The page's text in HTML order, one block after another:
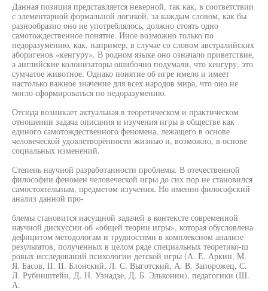
Данная позиция представляется неверной, так как, в соответствии
с элементарной формальной логикой, за каждым словом, как бы
разнообразно оно не употреблялось, должно стоять одно
самотождественное понятие. Иное возможно только по
недоразумению, как, например, в случае со словом австралийских
аборигенов «кенгуру». В родном языке оно означало приветствие,
а английские колонизаторы ошибочно подумали, что кенгуру, это
сумчатое животное. Однако понятие об игре имело и имеет
настолько важное значение для всех народов мира, что оно не
могло сформироваться по недоразумению.
Отсюда возникает актуальная в теоретическом и практическом
отношении задача описания и изучения игры в обществе как
единого самотождественного феномена, лежащего в основе
человеческой удовлетворённости жизнью и, возможно, в основе
социальных изменений.
Степень научной разработанности проблемы. В отечественной
философии феномен человеческой игры до сих пор не становился
самостоятельным, предметом изучения. Но именно философский
анализ данной про-
блемы становится насущной задачей в контексте современной
научной дискуссии об «общей теории игры», которая обусловлена
дефицитом методологам и трудностями в комплексном анализе
результатов, полученных в целом ряде специальных теоретико-ш
ровых исследований психологии детской игры (А. Е. Аркин, М.
Я. Басов, II. II. Блонский, Л. С. Выготский, А. В. Запорожец, С.
Л. Рубинштейн, Д. Н. Узнадзе, Д. Б. Эльконин), педагогики (Ш.
А.